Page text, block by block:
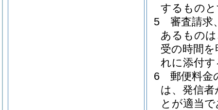
するもの
5
審査請求
あるもの
受の時間
れに添付
6
郵便料金
は、発信
とが適当